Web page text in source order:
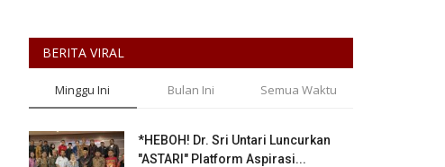
BERITA VIRAL
Minggu Ini Bulan Ini Semua Waktu
*HEBOH! Dr. Sri Untari Luncurkan
"ASTARI" Platform Aspirasi...